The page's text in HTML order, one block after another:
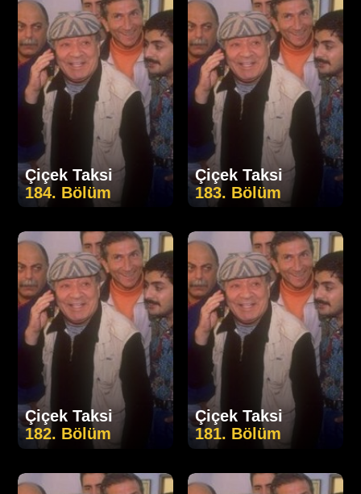
Çiçek Taksi
184. Bölüm
Çiçek Taksi
183. Bölüm
Çiçek Taksi
182. Bölüm
Çiçek Taksi
181. Bölüm